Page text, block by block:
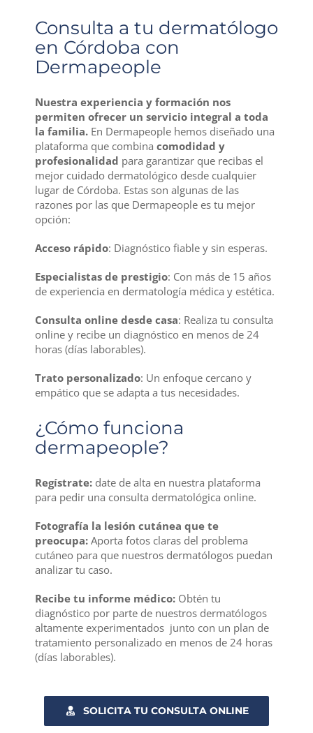
Consulta a tu dermatólogo
en Córdoba con
Dermapeople
Nuestra experiencia y formación nos
permiten ofrecer un servicio integral a toda
la familia.En Dermapeople hemos diseñado una
plataforma que combina comodidad y
profesionalidad para garantizar que recibas el
mejor cuidado dermatológico desde cualquier
lugar de Córdoba. Estas son algunas de las
razones por las que Dermapeople es tu mejor
opción:
Acceso rápido: Diagnóstico fiable y sin esperas.
Especialistas de prestigio: Con más de 15 años
de experiencia en dermatología médica y estética.
Consulta online desde casa: Realiza tu consulta
online y recibe un diagnóstico en menos de 24
horas (días laborables).
Trato personalizado: Un enfoque cercano y
empático que se adapta a tus necesidades.
¿Cómo funciona
dermapeople?
Regístrate:date de alta en nuestra plataforma
para pedir una consulta dermatológica online.
Fotografía la lesión cutánea que te
preocupa:Aporta fotos claras del problema
cutáneo para que nuestros dermatólogos puedan
analizar tu caso.
Recibe tu informe médico:Obtén tu
diagnóstico por parte de nuestros dermatólogos
altamente experimentados junto con un plan de
tratamiento personalizado en menos de 24 horas
(días laborables).
SOLICITA TU CONSULTA ONLINE